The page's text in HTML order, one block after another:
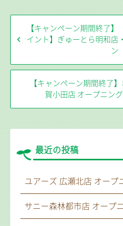
【キャンペーン期間終了】
イント】ぎゅーとら明和店
ン
【キャンペーン期間終了
賀小田店 オープニン
最近の投稿
ユアーズ 広瀬北店 オープ
サニー森林都市店 オープ